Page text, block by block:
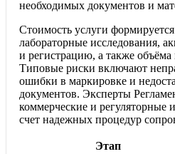
необходимых документов и
Стоимость услуги формируется
лабораторные исследования,
и регистрацию, а также
Типовые риски включают
ошибки в маркировке и
документов. Эксперты
коммерческие и регуляторные
счет надежных процедур
Этап